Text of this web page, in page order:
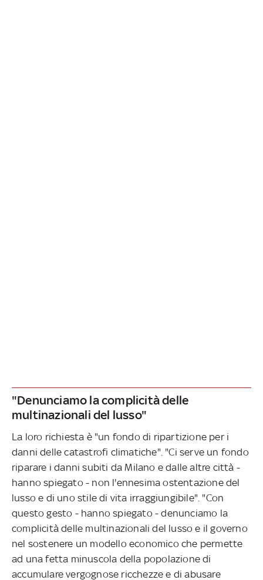
"Denunciamo la complicità delle
multinazionali del lusso"
La loro richiesta è "un fondo di ripartizione per i
danni delle catastrofi climatiche". "Ci serve un fondo
riparare i danni subiti da Milano e dalle altre città -
hanno spiegato - non l'ennesima ostentazione del
lusso e di uno stile di vita irraggiungibile". "Con
questo gesto - hanno spiegato - denunciamo la
complicità delle multinazionali del lusso e il governo
nel sostenere un modello economico che permette
ad una fetta minuscola della popolazione di
accumulare vergognose ricchezze e di abusare